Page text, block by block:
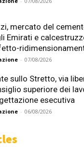
mercato del
Emirati e
- 07/08/2026
sullo Stretto, via
superiore dei
esecutiva
- 06/08/2026